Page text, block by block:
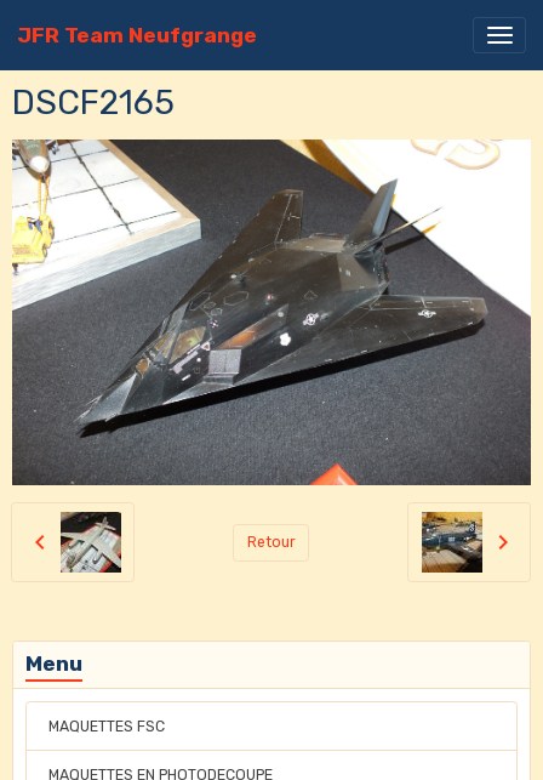
JFR Team Neufgrange
DSCF2165
Retour
Menu
MAQUETTES FSC
MAQUETTES EN PHOTODECOUPE